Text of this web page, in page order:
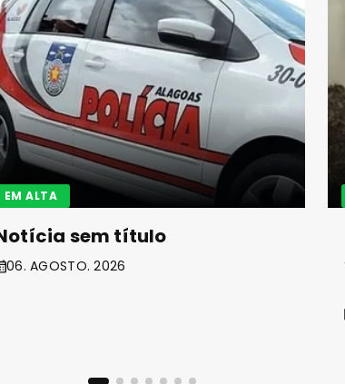
EM ALTA
sem título
06. AGOSTO. 2026